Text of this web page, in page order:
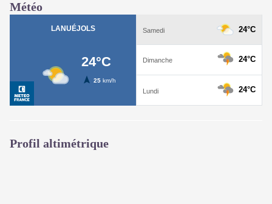
Météo
Profil altimétrique